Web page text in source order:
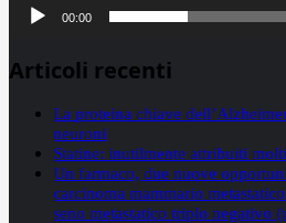
00:00
Articoli recenti
La proteina chiave
neuroni
Statine: inutilmente attribuiti
Un farmaco, due nuove
carcinoma mammario
seno metastatico triplo negativo